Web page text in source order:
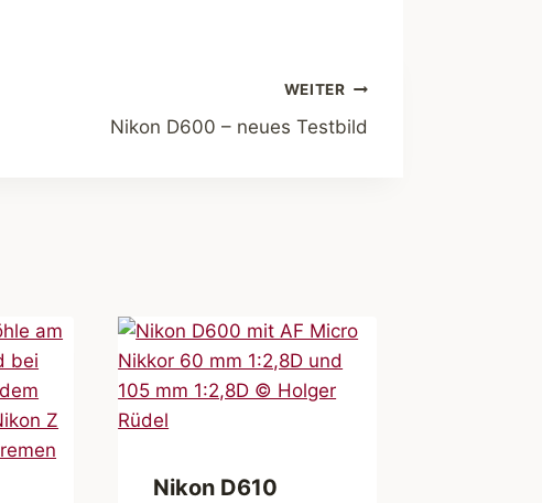
WEITER
Nikon D600 – neues Testbild
Nikon D610